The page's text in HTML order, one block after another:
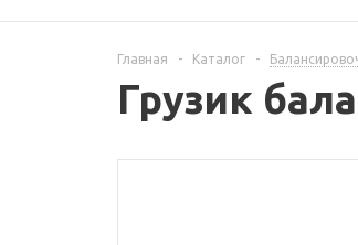
Главная - Каталог -
Грузик